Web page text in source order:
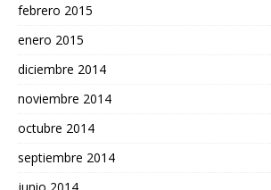
febrero 2015
enero 2015
diciembre 2014
noviembre 2014
octubre 2014
septiembre 2014